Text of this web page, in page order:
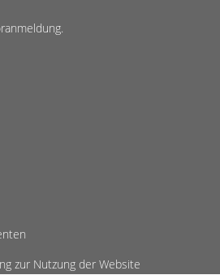
zur Nutzung der Website